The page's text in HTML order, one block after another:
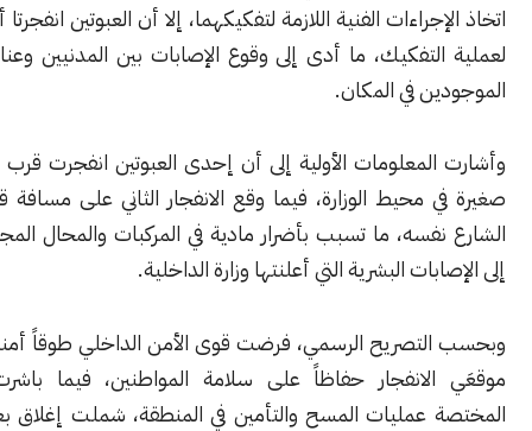
الفنية اللازمة لتفكيكهما، إلا أن العبوتين انفجرتا أثناء التجهيز
ما أدى إلى وقوع الإصابات بين المدنيين وعناصر الشرطة
في المكان.
الأولية إلى أن إحدى العبوتين انفجرت قرب سيارة ركاب
محيط الوزارة، فيما وقع الانفجار الثاني على مسافة قريبة ضمن
ما تسبب بأضرار مادية في المركبات والمحال المجاورة إضافة
البشرية التي أعلنتها وزارة الداخلية.
الرسمي، فرضت قوى الأمن الداخلي طوقاً أمنياً في محيط
حفاظاً على سلامة المواطنين، فيما باشرت الوحدات
عمليات المسح والتأمين في المنطقة، شملت إغلاق بعض الطرق